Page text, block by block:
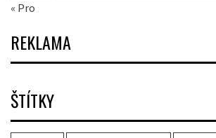
« Pro
REKLAMA
ŠTÍTKY